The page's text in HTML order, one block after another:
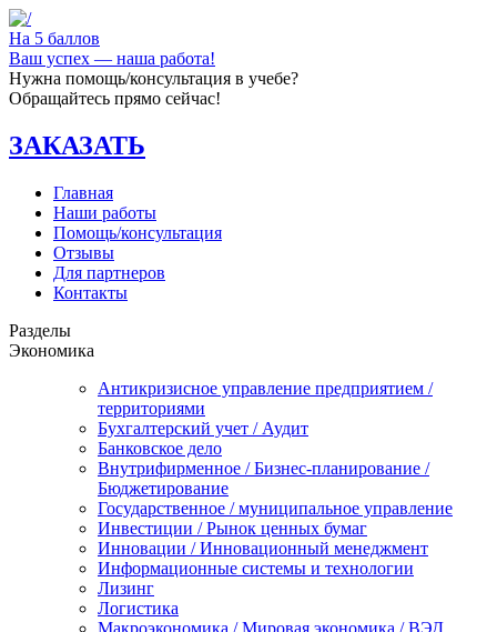
На 5 баллов
Ваш успех — наша работа!
Нужна помощь/консультация в учебе?
Обращайтесь прямо сейчас!
ЗАКАЗАТЬ
Главная
Наши работы
Помощь/консультация
Отзывы
Для партнеров
Контакты
Разделы
Экономика
Антикризисное управление предприятием /
территориями
Бухгалтерский учет / Аудит
Банковское дело
Внутрифирменное / Бизнес-планирование /
Бюджетирование
Государственное / муниципальное управление
Инвестиции / Рынок ценных бумаг
Инновации / Инновационный менеджмент
Информационные системы и технологии
Лизинг
Логистика
Макроэкономика / Мировая экономика / ВЭД